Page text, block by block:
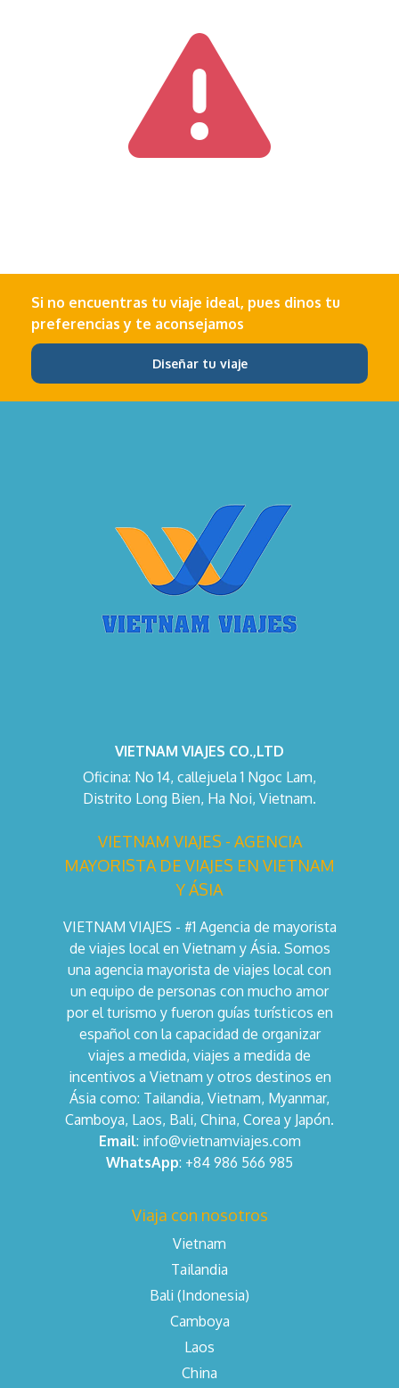
Si no encuentras tu viaje ideal, pues dinos tu
preferencias y te aconsejamos
Diseñar tu viaje
VIETNAM VIAJES CO.,LTD
Oficina: No 14, callejuela 1 Ngoc Lam,
Distrito Long Bien, Ha Noi, Vietnam.
VIETNAM VIAJES - AGENCIA
MAYORISTA DE VIAJES EN VIETNAM
Y ÁSIA
VIETNAM VIAJES - #1 Agencia de mayorista
de viajes local en Vietnam y Ásia. Somos
una agencia mayorista de viajes local con
un equipo de personas con mucho amor
por el turismo y fueron guías turísticos en
español con la capacidad de organizar
viajes a medida, viajes a medida de
incentivos a Vietnam y otros destinos en
Ásia como: Tailandia, Vietnam, Myanmar,
Camboya, Laos, Bali, China, Corea y Japón.
Email: info@vietnamviajes.com
WhatsApp: +84 986 566 985
Viaja con nosotros
Vietnam
Tailandia
Bali (Indonesia)
Camboya
Laos
China